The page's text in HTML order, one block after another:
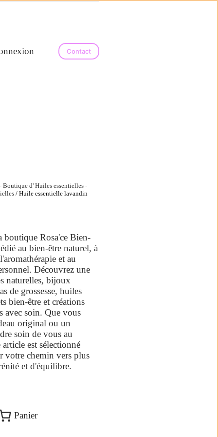
Boutique bien-être, pierres naturelles et
Contact
Boutique d' Huiles essentielles -
/ Huile essentielle lavandin
boutique Rosa'ce Bien-
au bien-être naturel, à
et au
Découvrez une
naturelles, bijoux
de grossesse, huiles
bien-être et créations
avec soin. Que vous
original ou un
soin de vous au
est sélectionné
votre chemin vers plus
et d'équilibre.
Panier